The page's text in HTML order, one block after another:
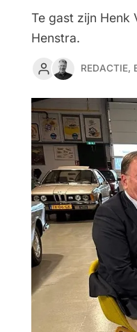
Te gast zijn Henk
Henstra.
REDACTIE,